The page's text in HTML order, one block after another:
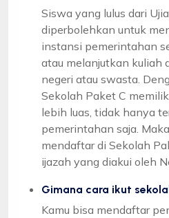
Siswa yang lulus dari
diperbolehkan untuk
instansi pemerintahan
atau melanjutkan kuliah
negeri atau swasta.
Sekolah Paket C
lebih luas, tidak hanya
pemerintahan saja.
mendaftar di Sekolah
ijazah yang diakui oleh
Gimana cara ikut
Kamu bisa mendaftar